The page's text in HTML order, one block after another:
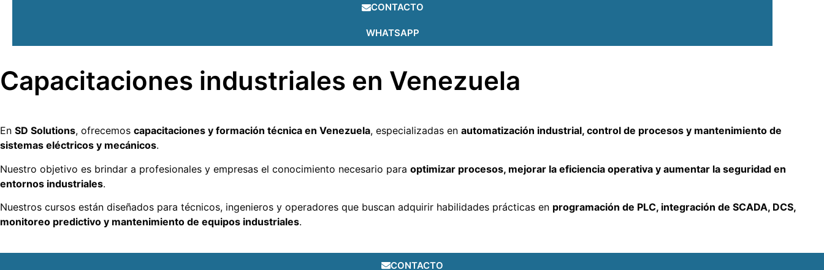
CONTACTO
WHATSAPP
Capacitaciones industriales en Venezuela
En SD Solutions, ofrecemos capacitaciones y formación técnica en Venezuela, especializadas en automatización industrial, control de procesos y mantenimiento de
sistemas eléctricos y mecánicos.
Nuestro objetivo es brindar a profesionales y empresas el conocimiento necesario para optimizar procesos, mejorar la eficiencia operativa y aumentar la seguridad en
entornos industriales.
Nuestros cursos están diseñados para técnicos, ingenieros y operadores que buscan adquirir habilidades prácticas en programación de PLC, integración de SCADA, DCS,
monitoreo predictivo y mantenimiento de equipos industriales.
CONTACTO